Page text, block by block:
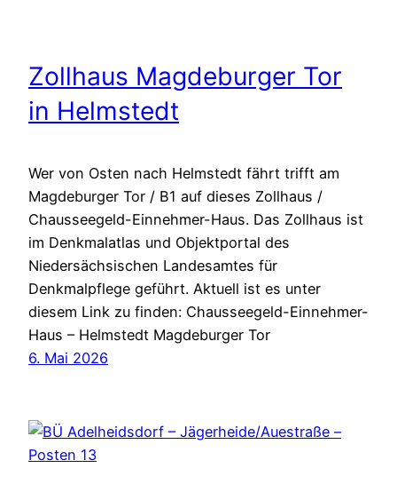
Zollhaus Magdeburger Tor
in Helmstedt
Wer von Osten nach Helmstedt fährt trifft am
Magdeburger Tor / B1 auf dieses Zollhaus /
Chausseegeld-Einnehmer-Haus. Das Zollhaus ist
im Denkmalatlas und Objektportal des
Niedersächsischen Landesamtes für
Denkmalpflege geführt. Aktuell ist es unter
diesem Link zu finden: Chausseegeld-Einnehmer-
Haus – Helmstedt Magdeburger Tor
6. Mai 2026